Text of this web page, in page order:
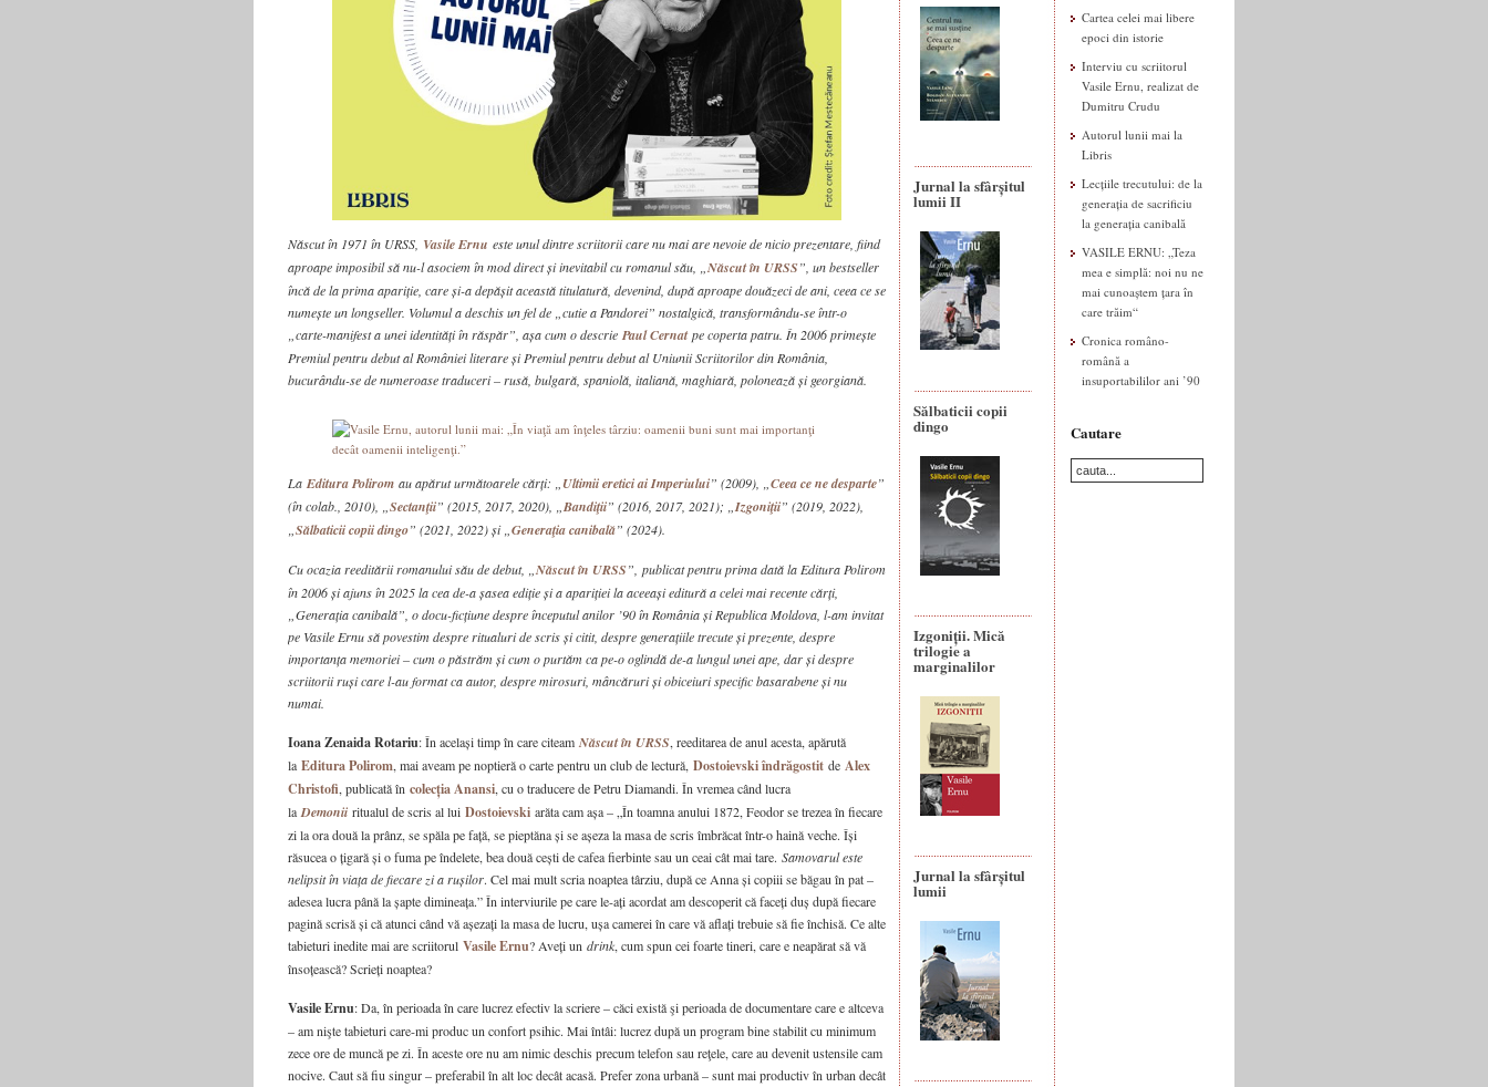
Născut în 1971 în URSS, Vasile Ernu este unul dintre scriitorii care nu mai are nevoie de nicio prezentare, fiind
aproape imposibil să nu-l asociem în mod direct și inevitabil cu romanul său, „ Născut în URSS”, un bestseller
încă de la prima apariție, care și-a depășit această titulatură, devenind, după aproape douăzeci de ani, ceea ce se
numește un longseller. Volumul a deschis un fel de „cutie a Pandorei” nostalgică, transformându-se într-o
„carte-manifest a unei identități în răspăr”, așa cum o descrie Paul Cernatpe coperta patru. În 2006 primește
Premiul pentru debut al României literare și Premiul pentru debut al Uniunii Scriitorilor din România,
bucurându-se de numeroase traduceri – rusă, bulgară, spaniolă, italiană, maghiară, polonează și georgiană.
La Editura Polirom au apărut următoarele cărți: „ Ultimii eretici ai Imperiului” (2009), „ Ceea ce ne desparte”
(în colab., 2010), „ Sectanţii” (2015, 2017, 2020), „ Bandiţii” (2016, 2017, 2021); „ Izgoniţii” (2019, 2022),
Sălbaticii copii dingo” (2021, 2022) și „ Generaţia canibală” (2024).
Cu ocazia reeditării romanului său de debut, „ Născut în URSS”, publicat pentru prima dată la Editura Polirom
în 2006 și ajuns în 2025 la cea de-a șasea ediție și a apariției la aceeași editură a celei mai recente cărți,
„Generația canibală”, o docu-ficțiune despre începutul anilor ’90 în România și Republica Moldova, l-am invitat
pe Vasile Ernu să povestim despre ritualuri de scris și citit, despre generațiile trecute și prezente, despre
importanța memoriei – cum o păstrăm și cum o purtăm ca pe-o oglindă de-a lungul unei ape, dar și despre
scriitorii ruși care l-au format ca autor, despre mirosuri, mâncăruri și obiceiuri specific basarabene și nu
numai.
Ioana Zenaida Rotariu: În același timp în care citeam Născut în URSS, reeditarea de anul acesta, apărută
la Editura Polirom, mai aveam pe noptieră o carte pentru un club de lectură, Dostoievski îndrăgostit de Alex
Christofi, publicată în colecția Anansi, cu o traducere de Petru Diamandi. În vremea când lucra
la Demonii ritualul de scris al lui Dostoievski arăta cam așa – „În toamna anului 1872, Feodor se trezea în fiecare
zi la ora două la prânz, se spăla pe față, se pieptăna și se așeza la masa de scris îmbrăcat într-o haină veche. Își
răsucea o țigară și o fuma pe îndelete, bea două cești de cafea fierbinte sau un ceai cât mai tare. Samovarul este
nelipsit în viața de fiecare zi a rușilor. Cel mai mult scria noaptea târziu, după ce Anna și copiii se băgau în pat –
adesea lucra până la șapte dimineața.” În interviurile pe care le-ați acordat am descoperit că faceți duș după fiecare
pagină scrisă și că atunci când vă așezați la masa de lucru, ușa camerei în care vă aflați trebuie să fie închisă. Ce alte
tabieturi inedite mai are scriitorul Vasile Ernu? Aveți un drink, cum spun cei foarte tineri, care e neapărat să vă
însoțească? Scrieți noaptea?
Vasile Ernu: Da, în perioada în care lucrez efectiv la scriere – căci există şi perioada de documentare care e altceva
– am nişte tabieturi care-mi produc un confort psihic. Mai întâi: lucrez după un program bine stabilit cu minimum
zece ore de muncă pe zi. În aceste ore nu am nimic deschis precum telefon sau reţele, care au devenit ustensile cam
nocive. Caut să fiu singur – preferabil în alt loc decât acasă. Prefer zona urbană – sunt mai productiv în urban decât
Jurnal la sfârșitul
lumii II
Sălbaticii copii
dingo
Izgoniții. Mică
trilogie a
marginalilor
Jurnal la sfârșitul
lumii
Cartea celei mai libere
epoci din istorie
Interviu cu scriitorul
Vasile Ernu, realizat de
Dumitru Crudu
Autorul lunii mai la
Libris
Lecțiile trecutului: de la
generația de sacrificiu
la generația canibală
VASILE ERNU: „Teza
mea e simplă: noi nu ne
mai cunoaștem țara în
care trăim“
Cronica româno-
română a
insuportabililor ani ’90
Cautare